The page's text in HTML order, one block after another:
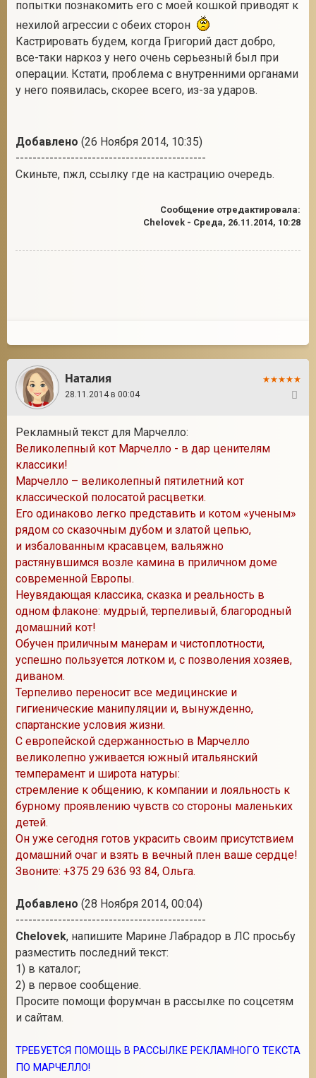
попытки познакомить его с моей кошкой приводят к
нехилой агрессии с обеих сторон
Кастрировать будем, когда Григорий даст добро,
все-таки наркоз у него очень серьезный был при
операции. Кстати, проблема с внутренними органами
у него появилась, скорее всего, из-за ударов.
Добавлено (26 Ноября 2014, 10:35)
---------------------------------------------
Скиньте, пжл, ссылку где на кастрацию очередь.
Сообщение отредактировала:
Chelovek - Среда, 26.11.2014, 10:28
Наталия
28.11.2014 в 00:04
Рекламный текст для Марчелло:
Великолепный кот Марчелло - в дар ценителям
классики!
Марчелло – великолепный пятилетний кот
классической полосатой расцветки.
Его одинаково легко представить и котом «ученым»
рядом со сказочным дубом и златой цепью,
и избалованным красавцем, вальяжно
растянувшимся возле камина в приличном доме
современной Европы.
Неувядающая классика, сказка и реальность в
одном флаконе: мудрый, терпеливый, благородный
домашний кот!
Обучен приличным манерам и чистоплотности,
успешно пользуется лотком и, с позволения хозяев,
диваном.
Терпеливо переносит все медицинские и
гигиенические манипуляции и, вынужденно,
спартанские условия жизни.
С европейской сдержанностью в Марчелло
великолепно уживается южный итальянский
темперамент и широта натуры:
стремление к общению, к компании и лояльность к
бурному проявлению чувств со стороны маленьких
детей.
Он уже сегодня готов украсить своим присутствием
домашний очаг и взять в вечный плен ваше сердце!
Звоните: +375 29 636 93 84, Ольга.
Добавлено (28 Ноября 2014, 00:04)
---------------------------------------------
Chelovek, напишите Марине Лабрадор в ЛС просьбу
разместить последний текст:
1) в каталог;
2) в первое сообщение.
Просите помощи форумчан в рассылке по соцсетям
и сайтам.
ТРЕБУЕТСЯ ПОМОЩЬ В РАССЫЛКЕ РЕКЛАМНОГО ТЕКСТА
ПО МАРЧЕЛЛО!